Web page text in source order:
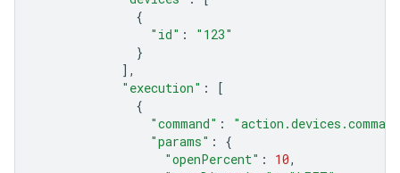
{
"id" :
"123"
}
],
"execution" :
[
{
"command" :
"params" :
{
"openPercent" : 10,